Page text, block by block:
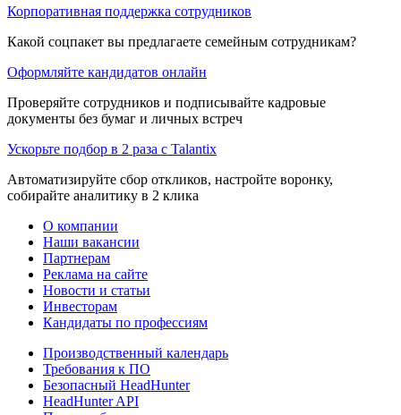
Корпоративная поддержка сотрудников
Какой соцпакет вы предлагаете семейным сотрудникам?
Оформляйте кандидатов онлайн
Проверяйте сотрудников и подписывайте кадровые
документы без бумаг и личных встреч
Ускорьте подбор в 2 раза с Talantix
Автоматизируйте сбор откликов, настройте воронку,
собирайте аналитику в 2 клика
О компании
Наши вакансии
Партнерам
Реклама на сайте
Новости и статьи
Инвесторам
Кандидаты по профессиям
Производственный календарь
Требования к ПО
Безопасный HeadHunter
HeadHunter API